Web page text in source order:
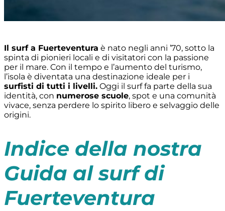
Il surf a Fuerteventura è nato negli anni ’70, sotto la
spinta di pionieri locali e di visitatori con la passione
per il mare. Con il tempo e l’aumento del turismo,
l’isola è diventata una destinazione ideale per i
surfisti di tutti i livelli. Oggi il surf fa parte della sua
identità, con numerose scuole, spot e una comunità
vivace, senza perdere lo spirito libero e selvaggio delle
origini.
Indice della nostra
Guida al surf di
Fuerteventura